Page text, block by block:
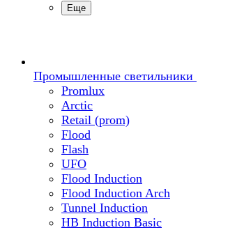
Еще
Промышленные светильники
Promlux
Arctic
Retail (prom)
Flood
Flash
UFO
Flood Induction
Flood Induction Arch
Tunnel Induction
HB Induction Basic